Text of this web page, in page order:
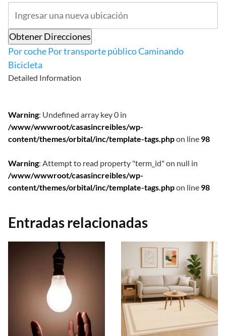
Obtener Direcciones
Por cochePor transporte públicoCaminando
Bicicleta
Detailed Information
Warning: Undefined array key 0 in
/www/wwwroot/casasincreibles/wp-
content/themes/orbital/inc/template-tags.phpon line 98
Warning: Attempt to read property "term_id" on null in
/www/wwwroot/casasincreibles/wp-
content/themes/orbital/inc/template-tags.phpon line 98
Entradas relacionadas